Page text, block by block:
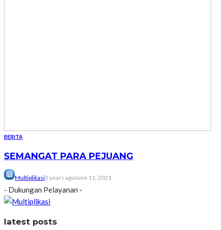
BERITA
SEMANGAT PARA PEJUANG
Multiplikasi5 years agoJune 11, 2021
- Dukungan Pelayanan -
latest posts